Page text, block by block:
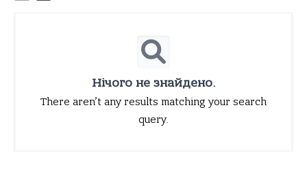
Нічого не знайдено.
There aren’t any results matching your search
query.